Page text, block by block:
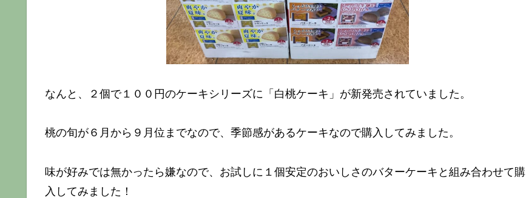
なんと、２個で１００円のケーキシリーズに「白桃ケーキ」が新発売されていました。
桃の旬が６月から９月位までなので、季節感があるケーキなので購入してみました。
味が好みでは無かったら嫌なので、お試しに１個安定のおいしさのバターケーキと組み合わせて購
入してみました！